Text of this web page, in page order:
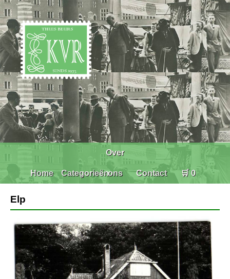
Home Categorieën
Over
ons Contact 🛒 0
Elp